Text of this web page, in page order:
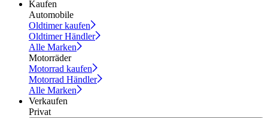
Kaufen
Automobile
Oldtimer kaufen
Oldtimer Händler
Alle Marken
Motorräder
Motorrad kaufen
Motorrad Händler
Alle Marken
Verkaufen
Privat